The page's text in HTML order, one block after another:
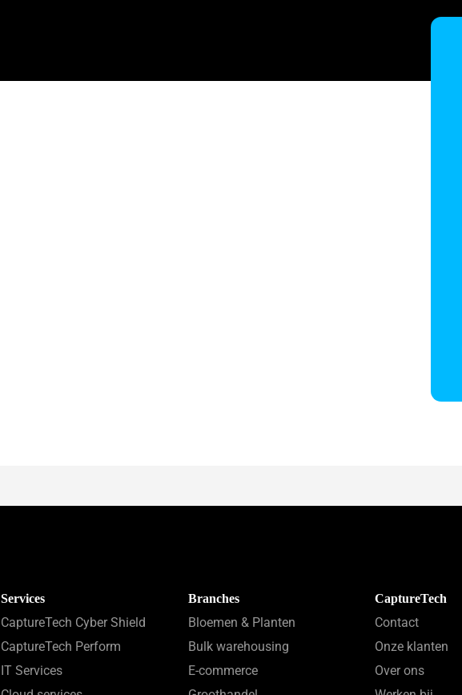
Services
CaptureTech Cyber Shield
CaptureTech Perform
IT Services
Branches
Bloemen & Planten
Bulk warehousing
E-commerce
CaptureTech
Contact
Onze klanten
Over ons